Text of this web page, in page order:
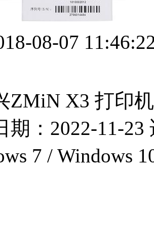
08-07
ZMiN X3 打印
期：2022-11-23
7 / Windows